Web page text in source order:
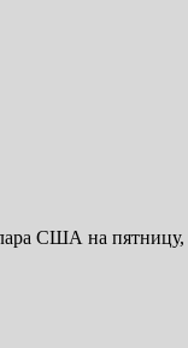
США на пятницу,